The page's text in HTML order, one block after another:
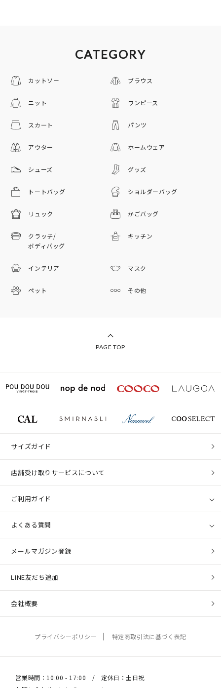
CATEGORY
カットソー ブラウス
ニット ワンピース
スカート パンツ
アウター ホームウェア
シューズ グッズ
トートバッグ ショルダーバッグ
リュック かごバッグ
クラッチ/
ボディバッグ
キッチン
インテリア マスク
ペット その他
PAGE TOP
サイズガイド
店舗受け取りサービスについて
ご利用ガイド
よくある質問
メールマガジン登録
LINE友だち追加
会社概要
プライバシーポリシー 特定商取引法に基づく表記
営業時間：10:00 - 17:00 / 定休日：土日祝